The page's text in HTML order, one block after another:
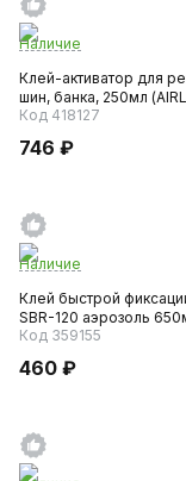
Наличие
Клей-активатор для
шин, банка, 250мл
Код 418127
746 ₽
Наличие
Клей быстрой
SBR-120 аэрозоль
Код 359155
460 ₽